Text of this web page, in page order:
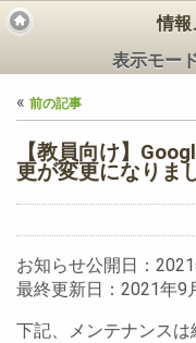
情報
表示モー
« 前の記事
【教員向け】
更が変更になりま
お知らせ公開日：
最終更新日：2021年9
下記、メンテナンス